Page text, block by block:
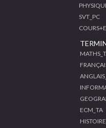
SVT_PC
ECM_TA